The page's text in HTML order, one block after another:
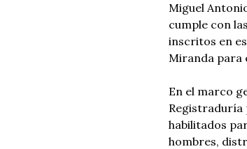
Miguel
cumple con
inscritos en
Miranda para
En el marco
Registraduría
habilitados
hombres,